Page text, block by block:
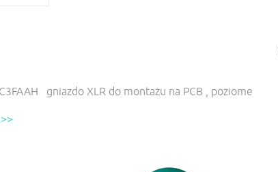
gniazdo XLR do montażu na PCB , poziome